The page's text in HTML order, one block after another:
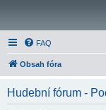
FAQ
Obsah fóra
Hudební fórum -